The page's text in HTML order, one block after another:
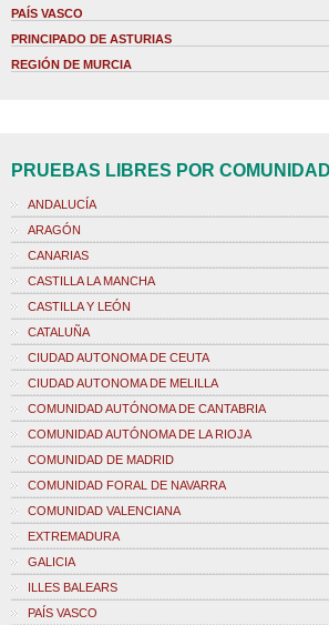
PAÍS VASCO
PRINCIPADO DE ASTURIAS
REGIÓN DE MURCIA
PRUEBAS LIBRES POR
ANDALUCÍA
ARAGÓN
CANARIAS
CASTILLA LA MANCHA
CASTILLA Y LEÓN
CATALUÑA
CIUDAD AUTONOMA DE CEUTA
CIUDAD AUTONOMA DE MELILLA
COMUNIDAD AUTÓNOMA DE CANTABRIA
COMUNIDAD AUTÓNOMA DE LA RIOJA
COMUNIDAD DE MADRID
COMUNIDAD FORAL DE NAVARRA
COMUNIDAD VALENCIANA
EXTREMADURA
GALICIA
ILLES BALEARS
PAÍS VASCO